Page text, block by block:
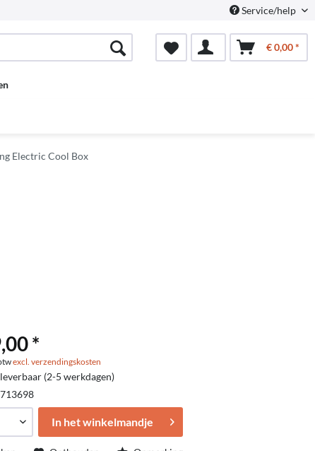
Service/help
€ 0,00 *
Electric Cool Box
*
excl. verzendingskosten
(2-5 werkdagen)
713698
In het winkelmandje